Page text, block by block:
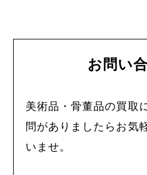
お問い
美術品・骨董品の買取
問がありましたらお気
いませ。